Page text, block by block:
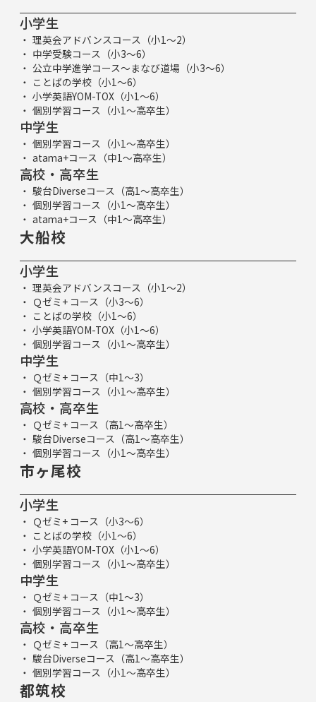
小学生
理英会アドバンスコース（小1～2）
中学受験コース（小3～6）
公立中学進学コース～まなび道場（小3～6）
ことばの学校（小1～6）
小学英語YOM-TOX（小1～6）
個別学習コース（小1～高卒生）
中学生
個別学習コース（小1～高卒生）
atama+コース（中1～高卒生）
高校・高卒生
駿台Diverseコース（高1～高卒生）
個別学習コース（小1～高卒生）
atama+コース（中1～高卒生）
大船校
小学生
理英会アドバンスコース（小1～2）
Ｑゼミ+ コース（小3～6）
ことばの学校（小1～6）
小学英語YOM-TOX（小1～6）
個別学習コース（小1～高卒生）
中学生
Ｑゼミ+ コース（中1～3）
個別学習コース（小1～高卒生）
高校・高卒生
Ｑゼミ+ コース（高1～高卒生）
駿台Diverseコース（高1～高卒生）
個別学習コース（小1～高卒生）
市ヶ尾校
小学生
Ｑゼミ+ コース（小3～6）
ことばの学校（小1～6）
小学英語YOM-TOX（小1～6）
個別学習コース（小1～高卒生）
中学生
Ｑゼミ+ コース（中1～3）
個別学習コース（小1～高卒生）
高校・高卒生
Ｑゼミ+ コース（高1～高卒生）
駿台Diverseコース（高1～高卒生）
個別学習コース（小1～高卒生）
都筑校